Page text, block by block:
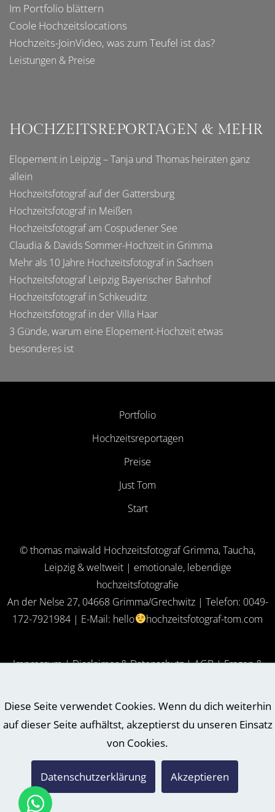
Im Portfolio blättern
Coole Hochzeitslocations
Hochzeits-JoinVideo, was zum Teufel ist das?
Leistungen & Preise
HOCHZEITSREPORTAGEN & MEHR
Elopement in Leipzig – Tanja und Thomas heiraten ganz
allein
Hochzeitsfotograf auf der Gattersburg
Hochzeitsfotograf in Meißen
Hochzeitsfotograf am Cospudener See
Claudia & Davids Sommer-Hochzeit in Grimma
Mehr als 10 Jahre Hochzeitsfotograf in Sachsen
Hochzeitsfotograf Leipzig Bayerischer Bahnhof
Hochzeitsfotograf in Schkeuditz
Hochzeitsfotograf in der Villa Haar
3 Günde, warum eine Elopement-Hochzeit etwas
besonderes ist
Portfolio
Hochzeitsreportagen
Preise
Just Tom
Start
© thomas maiwald Hochzeitsfotograf Grimma, Taucha,
Leipzig & weltweit | emotionale, lebendige
hochzeitsfotografie
An der Nelse 27, 04668 Grimma/Grechwitz | Telefon: 0049-
172-7921984 | E-Mail: hello hochzeitsfotograf-tom.com
Impressum|Disclaimer & Datenschutz​ |AGB|Fragen &
Hochzeitsfotograf in Magdeburg
Hochzeitsfotograf in Dresden
Hochzeitsfotograf in Freital
Hochzeitsfotograf in Halle/Saale
Diese Seite verwendet Cookies. Wenn du dich weiterhin
auf dieser Seite aufhältst, akzeptierst du unseren Einsatz
von Cookies.
Datenschutzerklärung Akzeptieren